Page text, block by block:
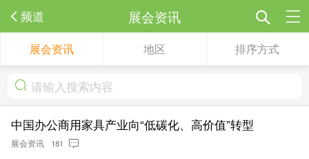
频道 展会资讯
展会资讯 地区 排序方式
中国办公商用家具产业向“低碳化、高价值”转型
展会资讯 181